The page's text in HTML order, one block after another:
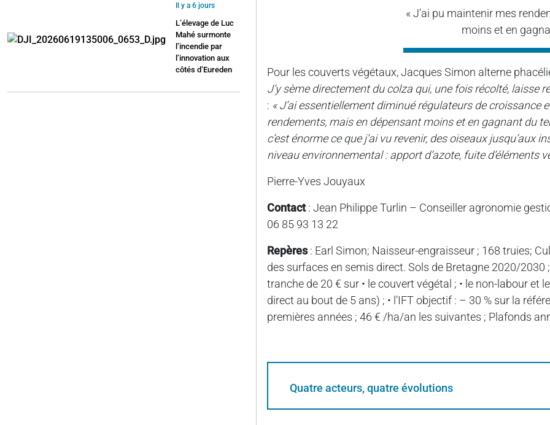
« J’ai pu maintenir mes
moins et en
Pour les couverts végétaux, Jacques Simon alterne
J’y sème directement du colza qui, une fois récolté, laisse
: « J’ai essentiellement diminué régulateurs de croissance
rendements, mais en dépensant moins et en gagnant du
c’est énorme ce que j’ai vu revenir, des oiseaux
niveau environnemental : apport d’azote, fuite d’éléments
Pierre-Yves Jouyaux
Contact: Jean Philippe Turlin – Conseiller agronomie
06 85 93 13 22
Repères: Earl Simon; Naisseur-engraisseur ; 168 truies;
des surfaces en semis direct. Sols de Bretagne 2020/2030
tranche de 20 € sur • le couvert végétal ; • le non-labour
direct au bout de 5 ans) ; • l’IFT objectif : – 30 % sur la
premières années ; 46 € /ha/an les suivantes ; Plafonds
Quatre acteurs, quatre évolutions
Il y a 6 jours
L’élevage de Luc
Mahé surmonte
l’incendie par
l’innovation aux
côtés d’Eureden